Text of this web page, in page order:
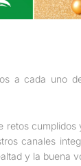
a cada uno
retos
canales
y la buena